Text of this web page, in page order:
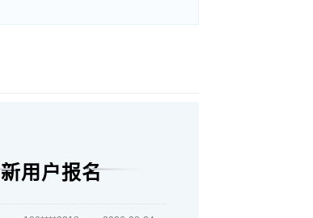
新用户报名
181****7124 2026-08-04
186****2318 2026-08-04